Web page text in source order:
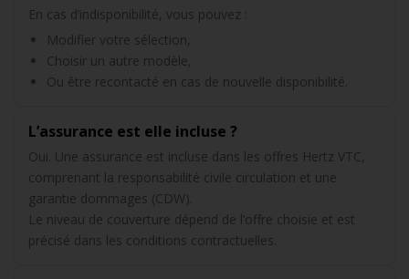
En cas d’indisponibilité, vous pouvez :
Modifier votre sélection,
Choisir un autre modèle,
Ou être recontacté en cas de nouvelle disponibilité.
L’assurance est elle incluse ?
Oui. Une assurance est incluse dans les offres Hertz VTC,
comprenant la responsabilité civile circulation et une
garantie dommages (CDW).
Le niveau de couverture dépend de l’offre choisie et est
précisé dans les conditions contractuelles.